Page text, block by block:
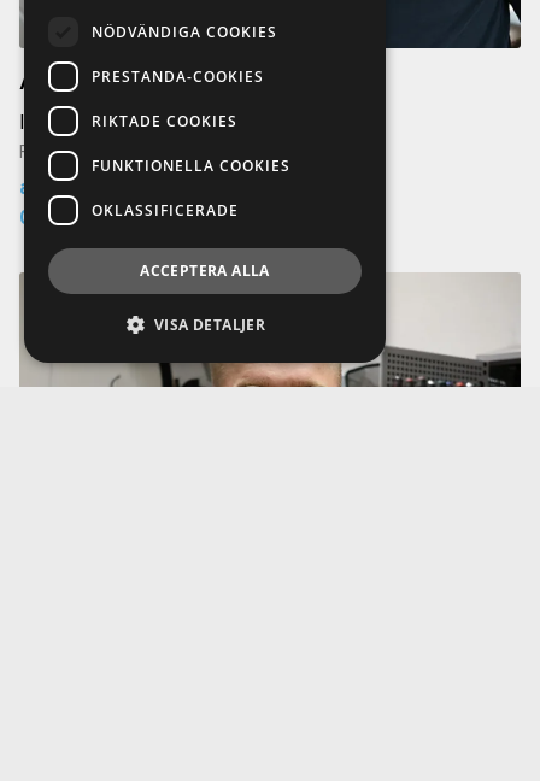
Andreas Olsson
Interntekniker
Finnvedens Bil Tornfalksvägen Värnamo
andreas.olsson@finnvedensbil.se
0370-425 58
NÖDVÄNDIGA COOKIES
PRESTANDA-COOKIES
RIKTADE COOKIES
FUNKTIONELLA COOKIES
OKLASSIFICERADE
ACCEPTERA ALLA
VISA DETALJER